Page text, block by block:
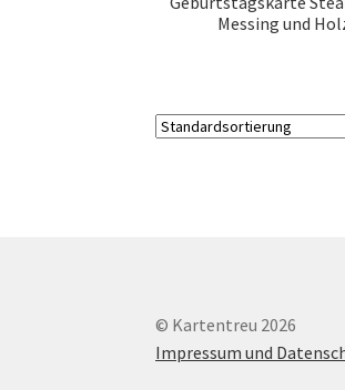
Messing und
© Kartentreu 2026
Impressum und